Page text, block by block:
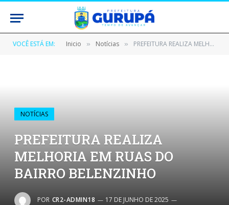
VOCÊ ESTÁ EM: Inicio » Notícias » PREFEITURA REALIZA MELHORIA EM RUAS DO BAIRRO BELENZINHO
NOTÍCIAS
PREFEITURA REALIZA
MELHORIA EM RUAS DO
BAIRRO BELENZINHO
POR CR2-ADMIN18
17 DE JUNHO DE 2025